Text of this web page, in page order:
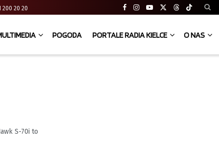
200 20 20
POGODA PORTALE RADIA KIELCE O NAS
S-70i to